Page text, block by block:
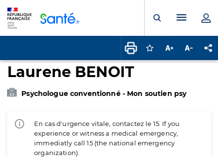
Ouvrir laMenu
Connectez-vous
Augmenter la
Laurene BENOIT
Psychologue conventionné - Mon soutien psy
En cas d'urgence vitale, contactez le 15. If you
experience or witness a medical emergency,
immediatly call 15 (the national emergency
organization).